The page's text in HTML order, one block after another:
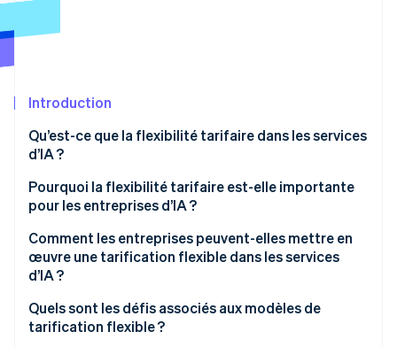
Radar
Constitution de start-up
Élimination du carbone
Vérification de l'identité
Découvrez comment Stripe construit l’infrastructure
Regarder la vidéo
Stripe App Marketplace
Introduction
Qu’est-ce que la flexibilité tarifaire dans les services
d’IA ?
Pourquoi la flexibilité tarifaire est-elle importante
pour les entreprises d’IA ?
Facilité d’installation
Gestion simple des coûts variables
Une tarification liée à la valeur client
Plus de solutions personnalisées
Comment les entreprises peuvent-elles mettre en
œuvre une tarification flexible dans les services
d’IA ?
Tarification échelonnée
Quels sont les défis associés aux modèles de
tarification flexible ?